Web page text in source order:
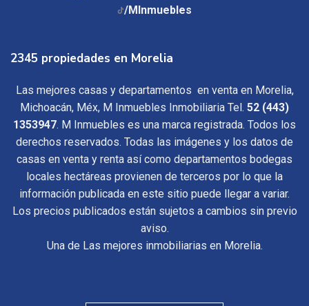
/MInmuebles
2345 propiedades en Morelia
Las mejores casas y departamentos en venta en Morelia,
Michoacán, Méx, M Inmuebles Inmobiliaria Tel. 52 (443)
1353947. M Inmuebles es una marca registrada. Todos los
derechos reservados. Todas las imágenes y los datos de
casas en venta y renta así como departamentos bodegas
locales hectáreas provienen de terceros por lo que la
información publicada en este sitio puede llegar a variar.
Los precios publicados están sujetos a cambios sin previo
aviso.
Una de Las mejores inmobiliarias en Morelia.